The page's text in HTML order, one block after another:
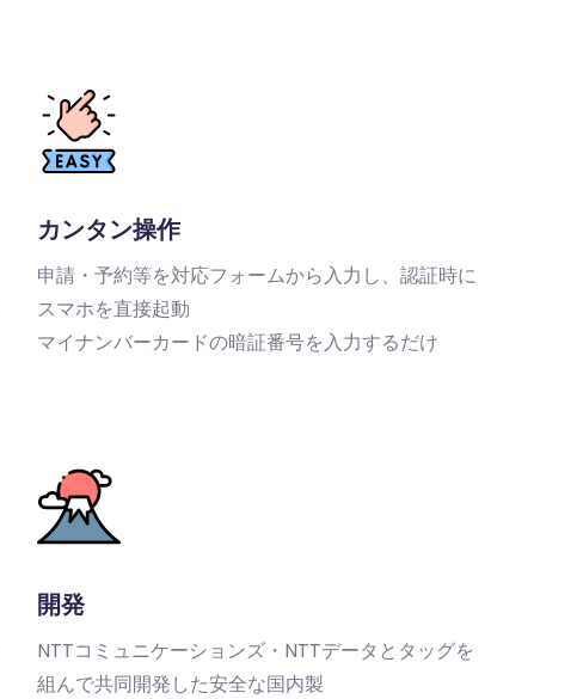
カンタン操作
申請・予約等を対応フォームから入力し、認証時に
スマホを直接起動
マイナンバーカードの暗証番号を入力するだけ
開発
NTTコミュニケーションズ・NTTデータとタッグを
組んで共同開発した安全な国内製